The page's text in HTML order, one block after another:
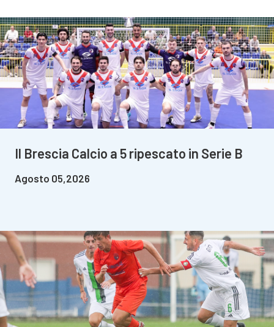
Il Brescia Calcio a 5 ripescato in Serie B
Agosto 05,2026